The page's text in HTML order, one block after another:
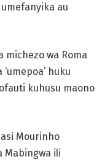
au
michezo wa Roma
huku
kuhusu maono
Mourinho
Mabingwa ili